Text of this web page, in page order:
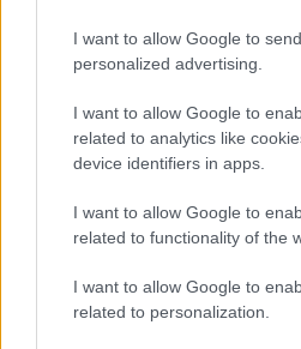
I want to allow Google to
personalized advertising.
I want to allow Google to
related to analytics like
device identifiers in apps.
I want to allow Google to
related to functionality of the
I want to allow Google to
related to personalization.
Devās pārgājienā, bet
Atklājas jaunas detaļas
par Klāsa Vāveres
pēdējām dzīves dienām